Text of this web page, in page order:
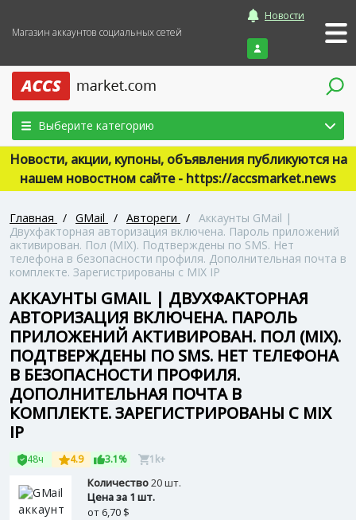
Магазин аккаунтов социальных сетей
Новости
Войти
Выберите категорию
Новости, акции, купоны, объявления публикуются на
нашем новостном сайте - https://accsmarket.news
Главная / GMail / Автореги / Аккаунты GMail |
Двухфакторная авторизация включена. Пароль приложений
активирован. Пол (MIX). Подтверждены по SMS. Нет
телефона в безопасности профиля. Дополнительная почта в
комплекте. Зарегистрированы с MIX IP
АККАУНТЫ GMAIL | ДВУХФАКТОРНАЯ
АВТОРИЗАЦИЯ ВКЛЮЧЕНА. ПАРОЛЬ
ПРИЛОЖЕНИЙ АКТИВИРОВАН. ПОЛ (MIX).
ПОДТВЕРЖДЕНЫ ПО SMS. НЕТ ТЕЛЕФОНА
В БЕЗОПАСНОСТИ ПРОФИЛЯ.
ДОПОЛНИТЕЛЬНАЯ ПОЧТА В
КОМПЛЕКТЕ. ЗАРЕГИСТРИРОВАНЫ С MIX
IP
48ч 4.9 3.1% 1k+
Количество20 шт.
Цена за 1 шт.
от 6,70 $